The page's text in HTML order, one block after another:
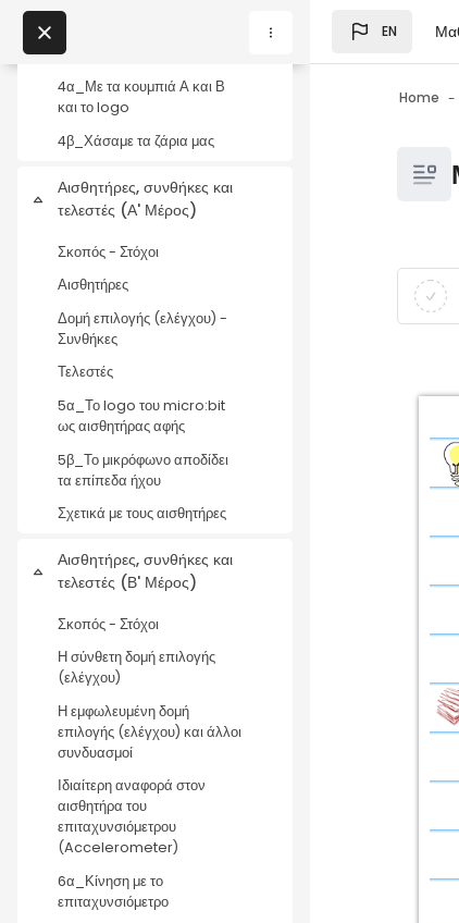
Blocks
Blocks
στο micro:bit
4α_Με τα κουμπιά Α και Β
και το logo
4β_Χάσαμε τα ζάρια μας
Collapse
Αισθητήρες, συνθήκες και
τελεστές (Α' Μέρος)
Σκοπός - Στόχοι
Αισθητήρες
Δομή επιλογής (ελέγχου) -
Συνθήκες
Τελεστές
5α_Το logo του micro:bit
ως αισθητήρας αφής
5β_Το μικρόφωνο αποδίδει
τα επίπεδα ήχου
Σχετικά με τους αισθητήρες
Collapse
Αισθητήρες, συνθήκες και
τελεστές (Β' Μέρος)
Σκοπός - Στόχοι
Η σύνθετη δομή επιλογής
(ελέγχου)
Η εμφωλευμένη δομή
επιλογής (ελέγχου) και άλλοι
συνδυασμοί
Ιδιαίτερη αναφορά στον
αισθητήρα του
επιταχυνσιόμετρου
(Accelerometer)
6α_Κίνηση με το
επιταχυνσιόμετρο
EN
Home